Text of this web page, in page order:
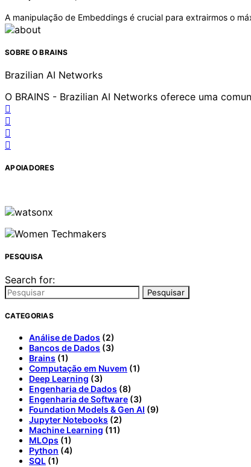
A manipulação de Embeddings é crucial para extrairmos o
SOBRE O BRAINS
Brazilian AI Networks
O BRAINS - Brazilian AI Networks oferece uma
APOIADORES
PESQUISA
Search for:
Pesquisar
CATEGORIAS
Análise de Dados (2)
Bancos de Dados (3)
Brains (1)
Computação em Nuvem (1)
Deep Learning (3)
Engenharia de Dados (8)
Engenharia de Software (3)
Foundation Models & Gen AI (9)
Jupyter Notebooks (2)
Machine Learning (11)
MLOps (1)
Python (4)
SQL (1)